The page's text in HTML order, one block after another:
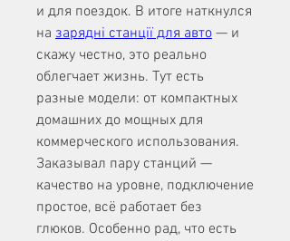
и для поездок. В итоге наткнулся
на зарядні станції для авто — и
скажу честно, это реально
облегчает жизнь. Тут есть
разные модели: от компактных
домашних до мощных для
коммерческого использования.
Заказывал пару станций —
качество на уровне, подключение
простое, всё работает без
глюков. Особенно рад, что есть